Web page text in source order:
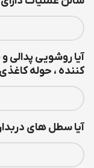
آیا روشویی پدالی
کننده ، حوله
آیا سطل های